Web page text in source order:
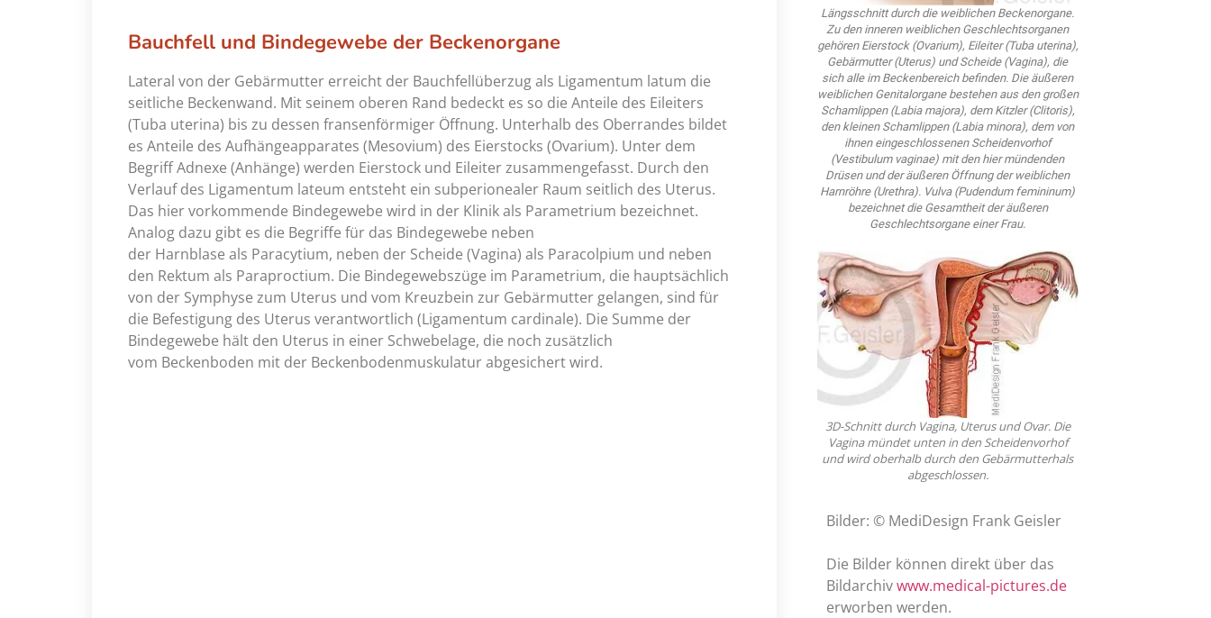
Bauchfell und Bindegewebe der Beckenorgane
Lateral von der Gebärmutter erreicht der Bauchfellüberzug als Ligamentum latum die
seitliche Beckenwand. Mit seinem oberen Rand bedeckt es so die Anteile des Eileiters
(Tuba uterina) bis zu dessen fransenförmiger Öffnung. Unterhalb des Oberrandes bildet
es Anteile des Aufhängeapparates (Mesovium) des Eierstocks (Ovarium). Unter dem
Begriff Adnexe (Anhänge) werden Eierstock und Eileiter zusammengefasst. Durch den
Verlauf des Ligamentum lateum entsteht ein subperionealer Raum seitlich des Uterus.
Das hier vorkommende Bindegewebe wird in der Klinik als Parametrium bezeichnet.
Analog dazu gibt es die Begriffe für das Bindegewebe neben
der Harnblase als Paracytium, neben der Scheide (Vagina) als Paracolpium und neben
den Rektum als Paraproctium. Die Bindegewebszüge im Parametrium, die hauptsächlich
von der Symphyse zum Uterus und vom Kreuzbein zur Gebärmutter gelangen, sind für
die Befestigung des Uterus verantwortlich (Ligamentum cardinale). Die Summe der
Bindegewebe hält den Uterus in einer Schwebelage, die noch zusätzlich
vom Beckenboden mit der Beckenbodenmuskulatur abgesichert wird.
Längsschnitt durch die weiblichen Beckenorgane.
Zu den inneren weiblichen Geschlechtsorganen
gehören Eierstock (Ovarium), Eileiter (Tuba uterina),
Gebärmutter (Uterus) und Scheide (Vagina), die
sich alle im Beckenbereich befinden. Die äußeren
weiblichen Genitalorgane bestehen aus den großen
Schamlippen (Labia majora), dem Kitzler (Clitoris),
den kleinen Schamlippen (Labia minora), dem von
ihnen eingeschlossenen Scheidenvorhof
(Vestibulum vaginae) mit den hier mündenden
Drüsen und der äußeren Öffnung der weiblichen
Harnröhre (Urethra). Vulva (Pudendum femininum)
bezeichnet die Gesamtheit der äußeren
Geschlechtsorgane einer Frau.
3D-Schnitt durch Vagina, Uterus und Ovar. Die
Vagina mündet unten in den Scheidenvorhof
und wird oberhalb durch den Gebärmutterhals
abgeschlossen.
Bilder: © MediDesign Frank Geisler
Die Bilder können direkt über das
Bildarchivwww.medical-pictures.de
erworben werden.